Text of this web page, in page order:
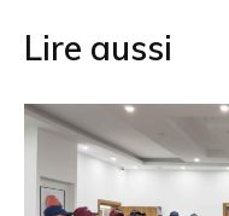
Lire aussi